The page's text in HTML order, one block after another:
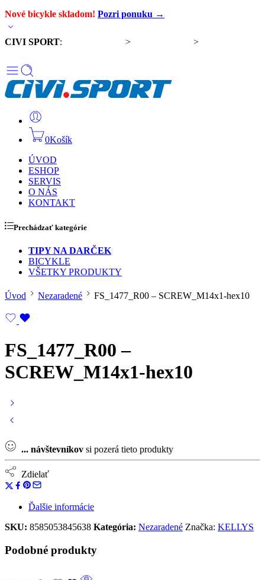
Nové bicykle skladom! Pozri ponuku →
CIVI SPORT: > >
0Košík
ÚVOD
ESHOP
SERVIS
O NÁS
KONTAKT
Prechádzať kategórie
TIPY NA DARČEK
BICYKLE
VŠETKY PRODUKTY
Úvod Nezaradené FS_1477_R00 – SCREW_M14x1-hex10
FS_1477_R00 –
SCREW_M14x1-hex10
... návštevníkov si pozerá tieto produkty
Zdielať
Ďalšie informácie
SKU: 8585053845638 Kategória: Nezaradené Značka: KELLYS
Podobné produkty